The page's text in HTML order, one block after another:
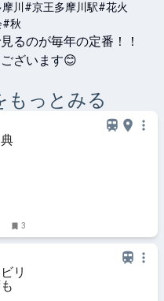
川 #京王多摩川駅#花火
#秋
るのが毎年の定番！！
ざいます😊
もっとみる
典
3
リ